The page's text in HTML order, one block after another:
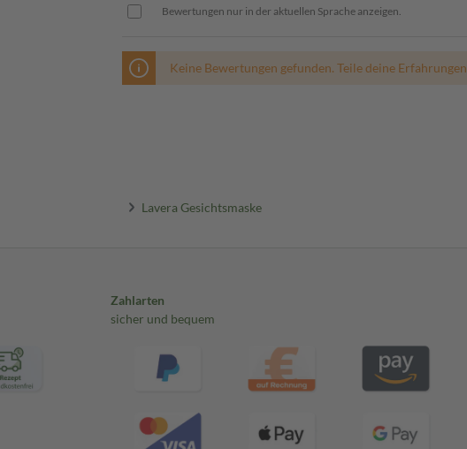
Bewertungen nur in der aktuellen Sprache anzeigen.
Keine Bewertungen gefunden. Teile deine
Lavera Gesichtsmaske
Zahlarten
sicher und bequem